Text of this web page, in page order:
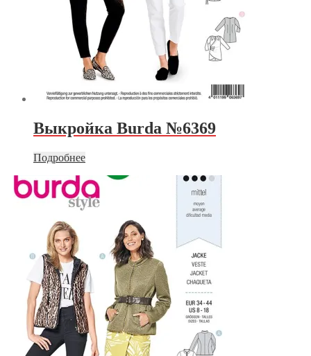
Выкройка Burda №6369
Подробнее